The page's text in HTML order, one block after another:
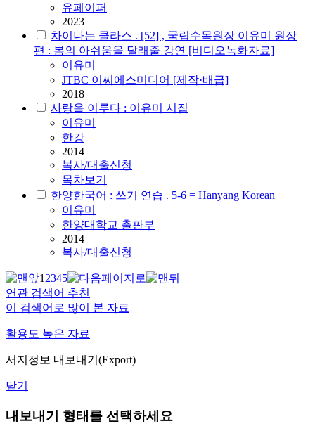
유페이퍼
2023
차이나는 클라스 . [52] , 국립수목원장 이유미 원장
편 : 봄의 아쉬움을 달래줄 강연 [비디오녹화자료]
이유미
JTBC 이씨에스미디어 [제작·배급]
2018
사랑을 이루다 : 이유미 시집
이유미
한강
2014
복사/대출신청
목차보기
한양한국어 : 쓰기 연습 . 5-6 = Hanyang Korean
이유미
한양대학교 출판부
2014
복사/대출신청
12345
연관 검색어 추천
이 검색어로 많이 본 자료
활용도 높은 자료
서지정보 내보내기(Export)
닫기
내보내기 형태를 선택하세요